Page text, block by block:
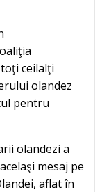
ceilalţi
olandez
pentru
olandezi a
mesaj pe
aflat în